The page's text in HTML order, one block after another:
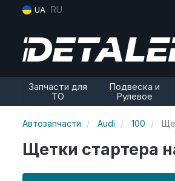
UA RU
Запчасти для
ТО
Подвеска и
Рулевое
Автозапчасти Audi 100
Щетки стартера